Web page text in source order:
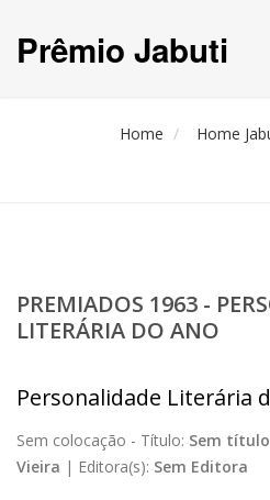
Prêmio Jabuti
Home Home
PREMIADOS 1963 -
LITERÁRIA DO ANO
Personalidade Literária
Sem colocação - Título: Sem título
Vieira | Editora(s): Sem Editora